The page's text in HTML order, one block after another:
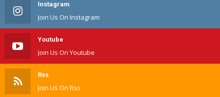
Instagram
Join Us On Instagram
Youtube
Join Us On Youtube
Rss
Join Us On Rss